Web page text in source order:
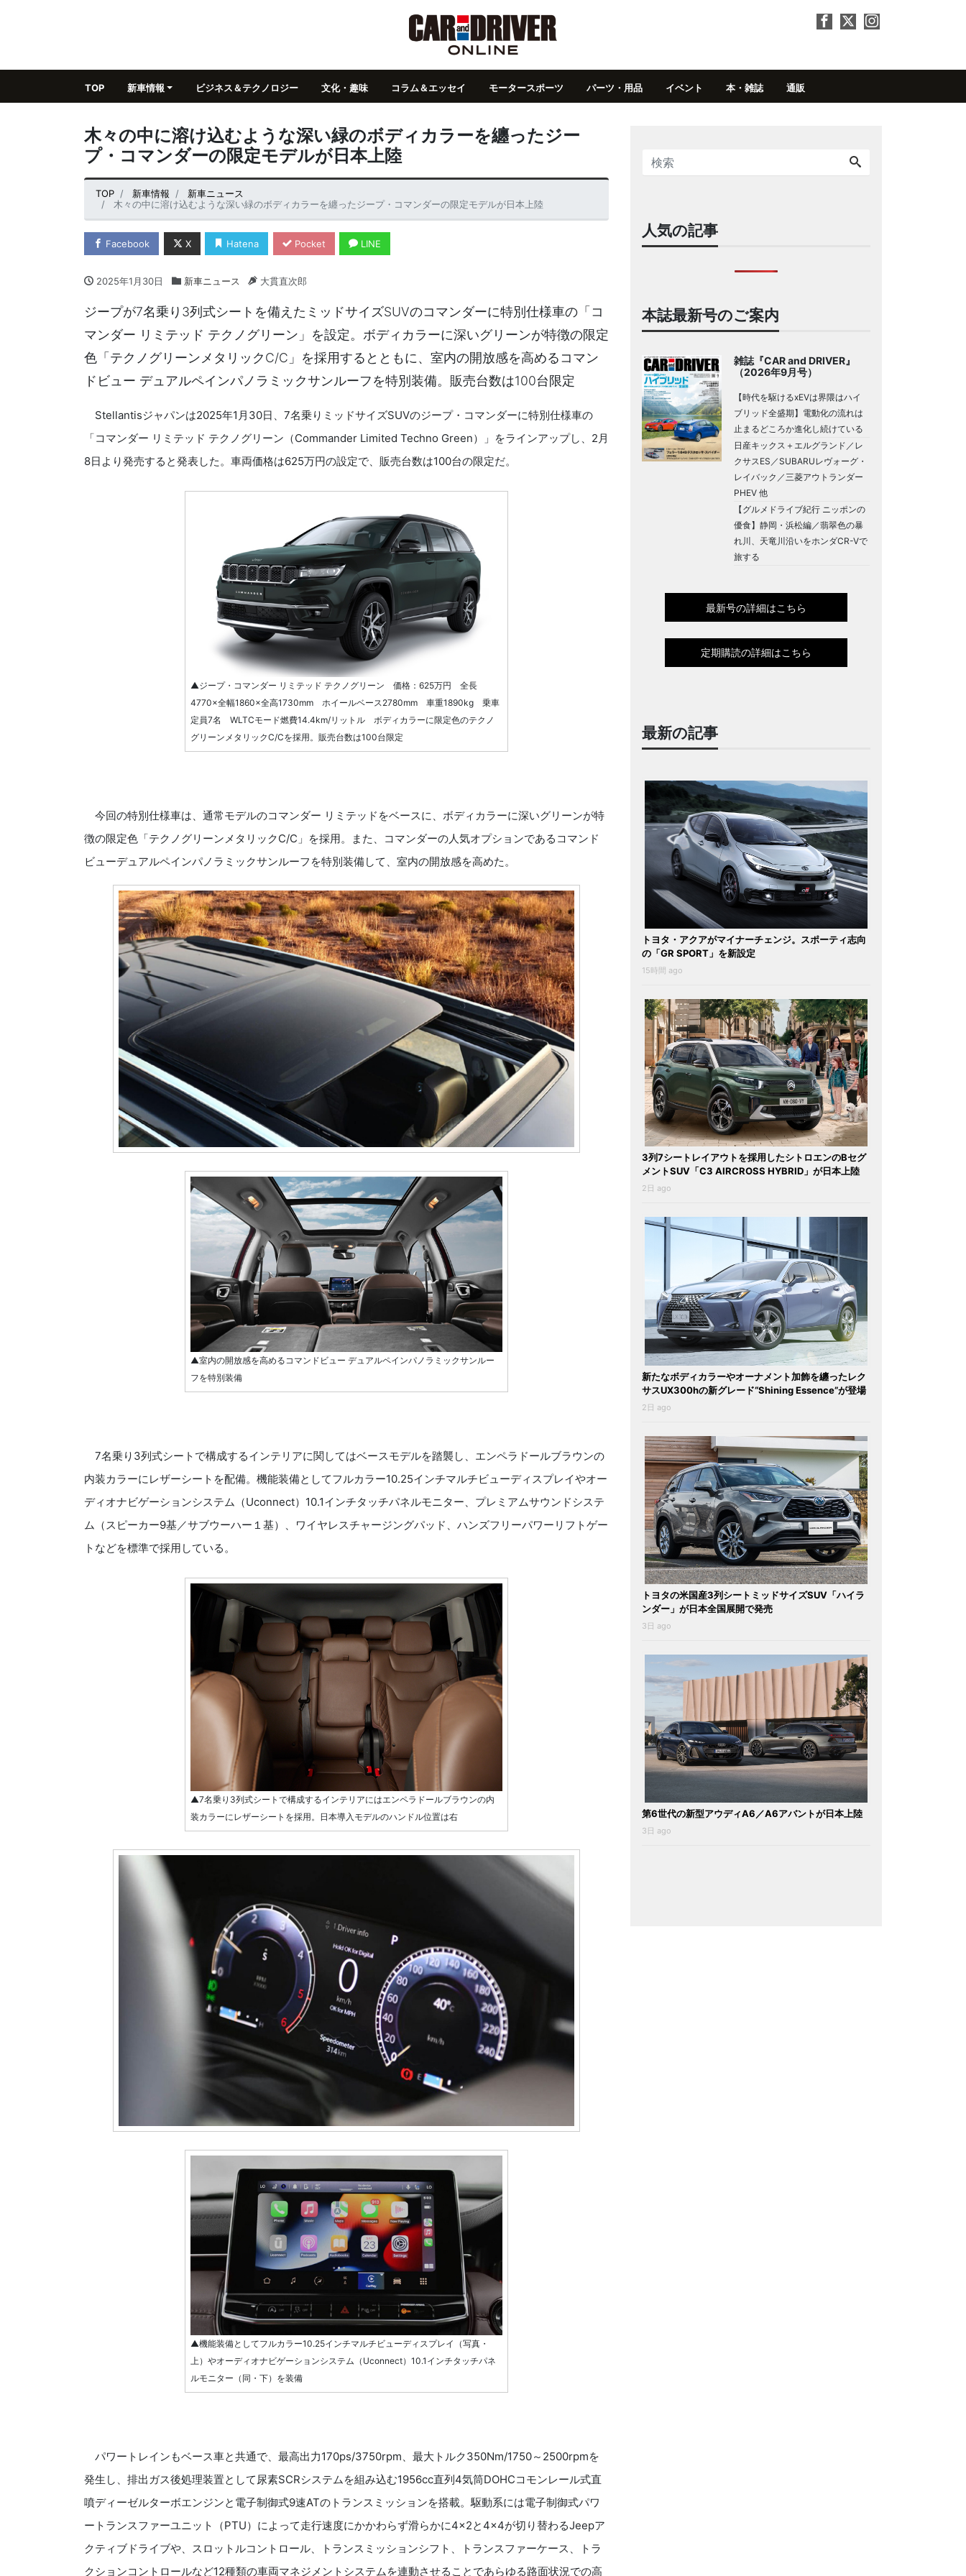
TOP 新車情報 ビジネス＆テクノロジー 文化・趣味 コラム＆エッセイ モータースポーツ パーツ・用品 イベント 本・雑誌 通販
木々の中に溶け込むような深い緑のボディカラーを纏ったジー
プ・コマンダーの限定モデルが日本上陸
TOP 新車情報
新車ニュース
木々の中に溶け込むような深い緑のボディカラーを纏ったジープ・コマンダーの限定モデルが日本上陸
Facebook X Hatena Pocket LINE
2025年1月30日 新車ニュース 大貫直次郎
ジープが7名乗り3列式シートを備えたミッドサイズSUVのコマンダーに特別仕様車の「コ
マンダー リミテッド テクノグリーン」を設定。ボディカラーに深いグリーンが特徴の限定
色「テクノグリーンメタリックC/C」を採用するとともに、室内の開放感を高めるコマン
ドビュー デュアルペインパノラミックサンルーフを特別装備。販売台数は100台限定
Stellantisジャパンは2025年1月30日、7名乗りミッドサイズSUVのジープ・コマンダーに特別仕様車の
「コマンダー リミテッド テクノグリーン（Commander Limited Techno Green）」をラインアップし、2月
8日より発売すると発表した。車両価格は625万円の設定で、販売台数は100台の限定だ。
▲ジープ・コマンダー リミテッド テクノグリーン 価格：625万円 全長
4770×全幅1860×全高1730mm ホイールベース2780mm 車重1890kg 乗車
定員7名 WLTCモード燃費14.4km/リットル ボディカラーに限定色のテクノ
グリーンメタリックC/Cを採用。販売台数は100台限定
今回の特別仕様車は、通常モデルのコマンダー リミテッドをベースに、ボディカラーに深いグリーンが特
徴の限定色「テクノグリーンメタリックC/C」を採用。また、コマンダーの人気オプションであるコマンド
ビューデュアルペインパノラミックサンルーフを特別装備して、室内の開放感を高めた。
▲室内の開放感を高めるコマンドビュー デュアルペインパノラミックサンルー
フを特別装備
7名乗り3列式シートで構成するインテリアに関してはベースモデルを踏襲し、エンペラドールブラウンの
内装カラーにレザーシートを配備。機能装備としてフルカラー10.25インチマルチビューディスプレイやオー
ディオナビゲーションシステム（Uconnect）10.1インチタッチパネルモニター、プレミアムサウンドシステ
ム（スピーカー9基／サブウーハー１基）、ワイヤレスチャージングパッド、ハンズフリーパワーリフトゲー
トなどを標準で採用している。
▲7名乗り3列式シートで構成するインテリアにはエンペラドールブラウンの内
装カラーにレザーシートを採用。日本導入モデルのハンドル位置は右
▲機能装備としてフルカラー10.25インチマルチビューディスプレイ（写真・
上）やオーディオナビゲーションシステム（Uconnect）10.1インチタッチパネ
ルモニター（同・下）を装備
パワートレインもベース車と共通で、最高出力170ps/3750rpm、最大トルク350Nm/1750～2500rpmを
発生し、排出ガス後処理装置として尿素SCRシステムを組み込む1956cc直列4気筒DOHCコモンレール式直
噴ディーゼルターボエンジンと電子制御式9速ATのトランスミッションを搭載。駆動系には電子制御式パワ
ートランスファーユニット（PTU）によって走行速度にかかわらず滑らかに4×2と4×4が切り替わるJeepア
クティブドライブや、スロットルコントロール、トランスミッションシフト、トランスファーケース、トラ
クションコントロールなど12種類の車両マネジメントシステムを連動させることであらゆる路面状況での高
人気の記事
本誌最新号のご案内
雑誌『CAR and DRIVER』
（2026年9月号）
【時代を駆けるxEVは界隈はハイ
ブリッド全盛期】電動化の流れは
止まるどころか進化し続けている
日産キックス＋エルグランド／レ
クサスES／SUBARUレヴォーグ・
レイバック／三菱アウトランダー
PHEV 他
【グルメドライブ紀行 ニッポンの
優食】静岡・浜松編／翡翠色の暴
れ川、天竜川沿いをホンダCR-Vで
旅する
最新号の詳細はこちら
定期購読の詳細はこちら
最新の記事
トヨタ・アクアがマイナーチェンジ。スポーティ志向
の「GR SPORT」を新設定
15時間 ago
3列7シートレイアウトを採用したシトロエンのBセグ
メントSUV「C3 AIRCROSS HYBRID」が日本上陸
2日 ago
新たなボディカラーやオーナメント加飾を纏ったレク
サスUX300hの新グレード“Shining Essence”が登場
2日 ago
トヨタの米国産3列シートミッドサイズSUV「ハイラ
ンダー」が日本全国展開で発売
3日 ago
第6世代の新型アウディA6／A6アバントが日本上陸
3日 ago